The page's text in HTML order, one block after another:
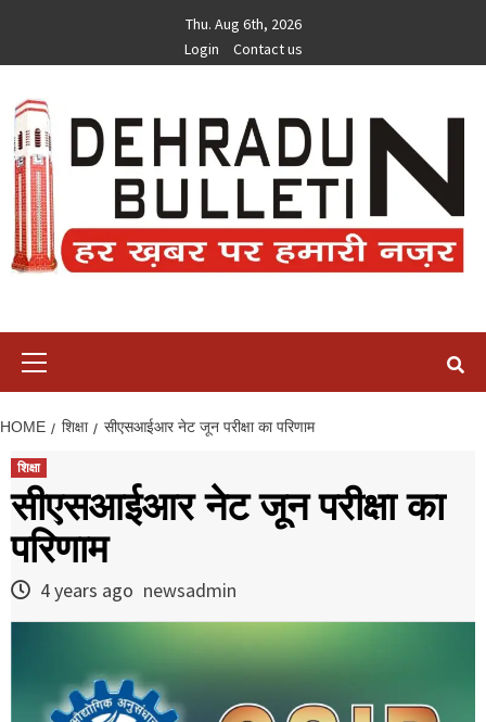
content
Thu. Aug 6th, 2026
Login
Contact us
HOME शिक्षा सीएसआईआर नेट जून परीक्षा का परिणाम
शिक्षा
सीएसआईआर नेट जून परीक्षा का
परिणाम
4 years ago newsadmin